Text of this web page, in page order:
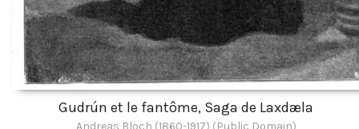
Gudrún et le fantôme, Saga de Laxdæla
Andreas Bloch (1860-1917) (Public Domain)